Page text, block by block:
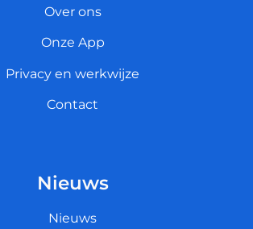
Over ons
Onze App
Privacy en werkwijze
Contact
Nieuws
Nieuws